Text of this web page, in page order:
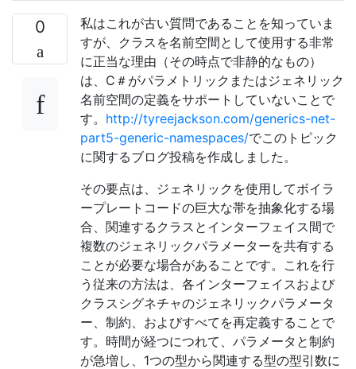
0
私はこれが古い質問であることを知っていま
すが、クラスを名前空間として使用する非常
に正当な理由（その時点で非静的なもの）
は、C＃がパラメトリックまたはジェネリック
名前空間の定義をサポートしていないことで
す。 http://tyreejackson.com/generics-net-
part5-generic-namespaces/でこのトピック
に関するブログ投稿を作成しました。
その要点は、ジェネリックを使用してボイラ
ープレートコードの巨大な帯を抽象化する場
合、関連するクラスとインターフェイス間で
複数のジェネリックパラメーターを共有する
ことが必要な場合があることです。これを行
う従来の方法は、各インターフェイスおよび
クラスシグネチャのジェネリックパラメータ
ー、制約、およびすべてを再定義することで
す。時間が経つにつれて、パラメータと制約
が急増し、1つの型から関連する型の型引数に